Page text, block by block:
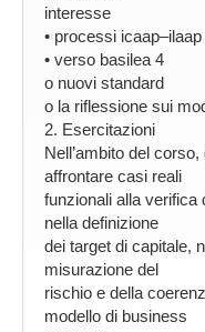
interesse
• processi
• verso basilea 4
o nuovi standard
o la riflessione sui
2. Esercitazioni
Nell’ambito del
affrontare casi reali
funzionali alla verifica
nella definizione
dei target di capitale,
misurazione del
rischio e della
modello di business